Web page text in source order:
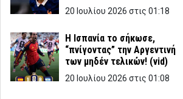
20 Ιουλίου 2026 στις 01:18
Η Ισπανία το σήκωσε,
“πνίγοντας” την Αργεντινή
των μηδέν τελικών! (vid)
20 Ιουλίου 2026 στις 01:08